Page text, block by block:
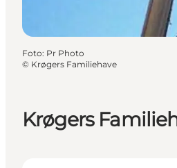
Krøgers
Foto: Pr Photo
© Krøgers Familiehave